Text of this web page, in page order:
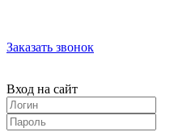
Заказать звонок
Вход на сайт